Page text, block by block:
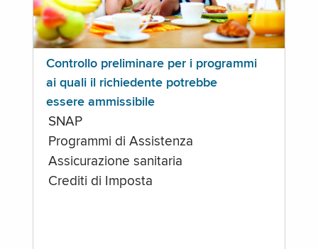
Controllo preliminare per i programmi
ai quali il richiedente potrebbe
essere ammissibile
SNAP
Programmi di Assistenza
Assicurazione sanitaria
Crediti di Imposta